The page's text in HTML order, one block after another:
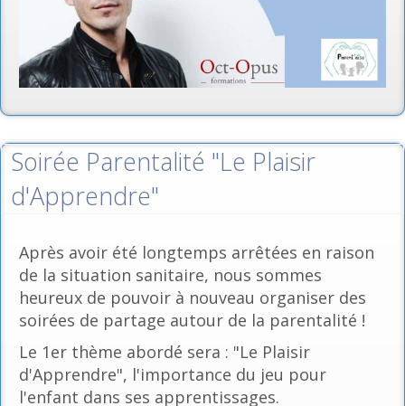
Soirée Parentalité "Le Plaisir
d'Apprendre"
Après avoir été longtemps arrêtées en raison
de la situation sanitaire, nous sommes
heureux de pouvoir à nouveau organiser des
soirées de partage autour de la parentalité !
Le 1er thème abordé sera : "Le Plaisir
d'Apprendre", l'importance du jeu pour
l'enfant dans ses apprentissages.